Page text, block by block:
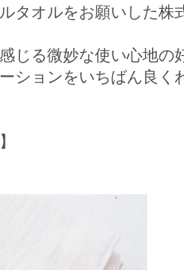
タオルをお願いした
感じる微妙な使い心地
ションをいちばん良く
】